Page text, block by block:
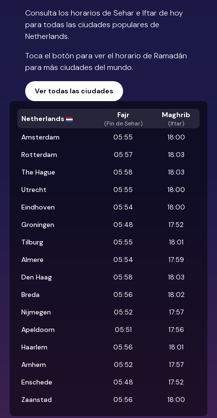
Consulta los horarios de Sehar e Iftar de hoy
para todas las ciudades populares de
Netherlands.
Toca el botón para ver el horario de Ramadán
para más ciudades del mundo.
Ver todas las ciudades
Netherlands Fajr
(Fin de Sehar)
Maghrib
(Iftar)
Amsterdam 05:55
18:00
Rotterdam
05:57
18:03
The Hague
05:58
18:03
Utrecht
05:55
18:00
Eindhoven
05:54
18:00
Groningen
05:48
17:52
Tilburg
05:55
18:01
Almere
05:54
17:59
Den Haag
05:58
18:03
Breda
05:56
18:02
Nijmegen
05:52
17:57
Apeldoorn
05:51
17:56
Haarlem
05:56
18:01
Arnhem
05:52
17:57
Enschede
05:48
17:52
Zaanstad
05:56 18:00